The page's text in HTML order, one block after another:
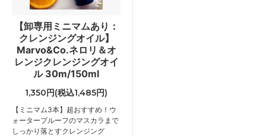
【卸専用ミニマムあり：
クレンジングオイル】
Marvo&Co.ネロリ＆オ
レンジクレンジングオイ
ル 30m/150ml
1,350円(税込1,485円)
【ミニマム3本】超おすすめ！ウ
ォータープルーフのマスカラまで
しっかり落とすクレンジング